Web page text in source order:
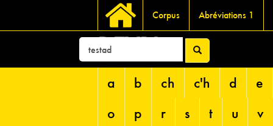
Corpus Abréviations 1
DEVRI
a b ch c'h d
e
o
p r s t u v